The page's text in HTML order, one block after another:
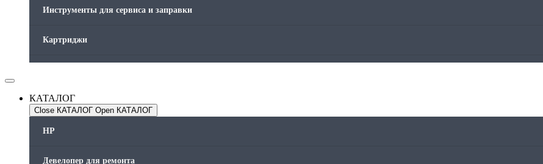
Инструменты для сервиса и заправки
Картриджи
Оргтехника / Принтеры, Копиры и МФУ
Память для принтера
Печатающая головка для принтера
КАТАЛОГ
Close КАТАЛОГ Open КАТАЛОГ
HP
Девелопер для ремонта